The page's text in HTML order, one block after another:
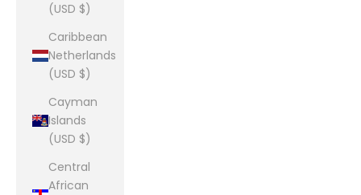
(USD $)
Caribbean
Netherlands
(USD $)
Cayman
Islands
(USD $)
Central
African